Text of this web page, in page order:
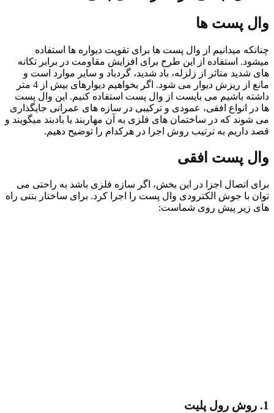
وال پست ها
چنانکه میدانیم از وال پست ها برای تقویت دیواره ها استفاده
میشود. استفاده از این طرح برای افزایش مقاومت در برابر تکانه
های شدید متاثر از زلزله، باد شدید، گردباد و سایر موارد است و
مانع از ریزش دیوار می شود. اگر بخواهیم دیوارهای بیش از 4 متر
داشته باشیم می بایست از وال پست استفاده کنیم. این وال پست
ها در انواع افقی، عمودی و ترکیبی در سازه های عمرانی جایگذاری
می شوند که در ساختمان های فلزی به آن مهاربند یا بادبند میگویند و
قصد داریم به ترتیب روش اجرا در هرکدام را توضیح دهیم.
وال پست افقی
برای اتصال اجزا در این بخش، اگر سازه فلزی باشد به راحتی می
توان با جوش الکترودی وال پست را اجرا کرد. برای ساختار بتنی راه
های زیر پیش روی شماست:
1. روش رول پلیت